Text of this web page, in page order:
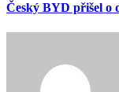
Český BYD přišel o